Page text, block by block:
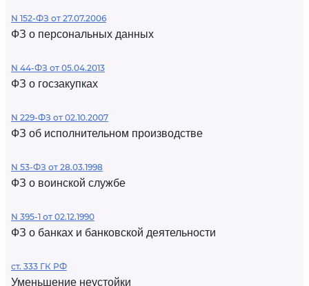
N 152-ФЗ от 27.07.2006
ФЗ о персональных данных
N 44-ФЗ от 05.04.2013
ФЗ о госзакупках
N 229-ФЗ от 02.10.2007
ФЗ об исполнительном производстве
N 53-ФЗ от 28.03.1998
ФЗ о воинской службе
N 395-1 от 02.12.1990
ФЗ о банках и банковской деятельности
ст. 333 ГК РФ
Уменьшение неустойки